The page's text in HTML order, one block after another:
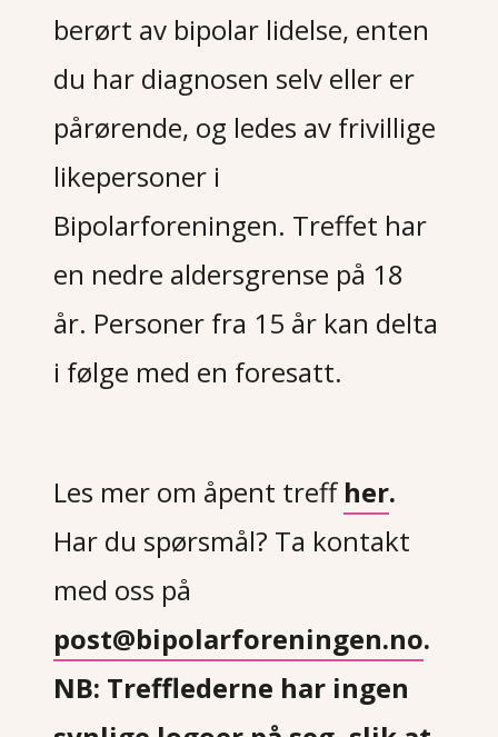
berørt av bipolar lidelse, enten
du har diagnosen selv eller er
pårørende, og ledes av frivillige
likepersoner i
Bipolarforeningen. Treffet har
en nedre aldersgrense på 18
år. Personer fra 15 år kan delta
i følge med en foresatt.
Les mer om åpent treff her.
Har du spørsmål? Ta kontakt
med oss på
post@bipolarforeningen.no.
NB: Trefflederne har ingen